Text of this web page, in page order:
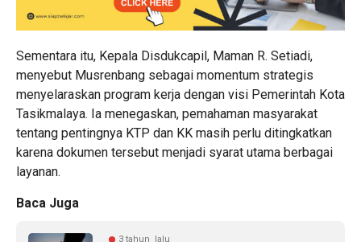
Sementara itu, Kepala Disdukcapil, Maman R. Setiadi,
menyebut Musrenbang sebagai momentum strategis
menyelaraskan program kerja dengan visi Pemerintah Kota
Tasikmalaya. Ia menegaskan, pemahaman masyarakat
tentang pentingnya KTP dan KK masih perlu ditingkatkan
karena dokumen tersebut menjadi syarat utama berbagai
layanan.
Baca Juga
3 tahun lalu